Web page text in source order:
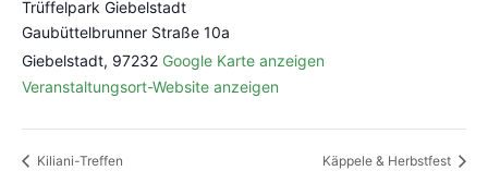
Trüffelpark Giebelstadt
Gaubüttelbrunner Straße 10a
Giebelstadt, 97232 Google Karte anzeigen
Veranstaltungsort-Website anzeigen
Kiliani-Treffen Käppele & Herbstfest